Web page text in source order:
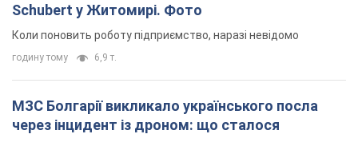
Schubert у Житомирі. Фото
Коли поновить роботу підприємство, наразі невідомо
годину тому 6,9 т.
МЗС Болгарії викликало українського посла
через інцидент із дроном: що сталося